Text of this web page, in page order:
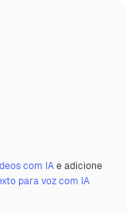
com IAe adicione
para voz com IA